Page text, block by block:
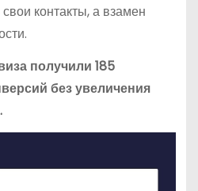
контакты, а взамен
получили 185
без увеличения